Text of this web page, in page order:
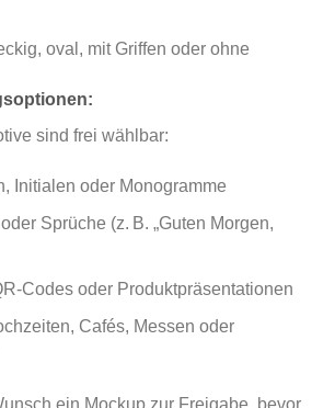
oval, mit Griffen oder ohne
sind frei wählbar:
Initialen oder Monogramme
Sprüche (z. B. „Guten Morgen,
Codes oder Produktpräsentationen
Cafés, Messen oder